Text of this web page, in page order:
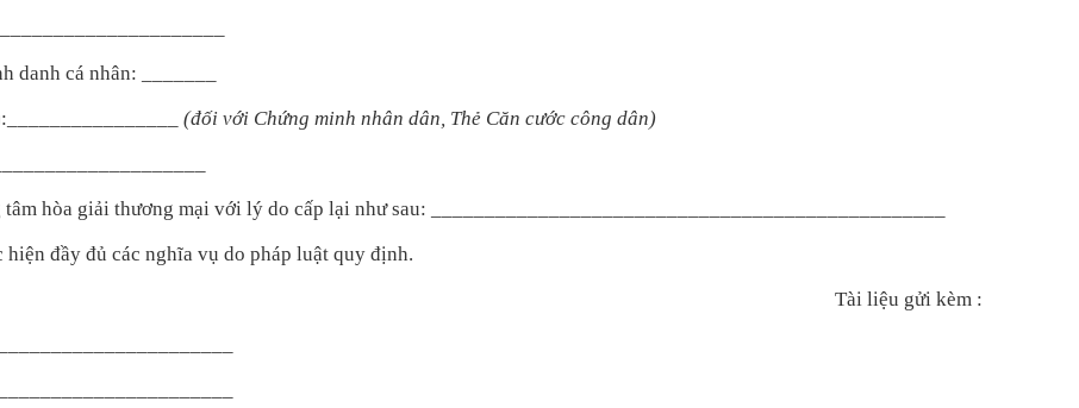
danh cá nhân: _______
(đối với Chứng minh nhân dân, Thẻ Căn cước công dân)
hòa giải thương mại với lý do cấp lại như sau: ____________________________________________
đầy đủ các nghĩa vụ do pháp luật quy định.
Tài liệu gửi kèm :